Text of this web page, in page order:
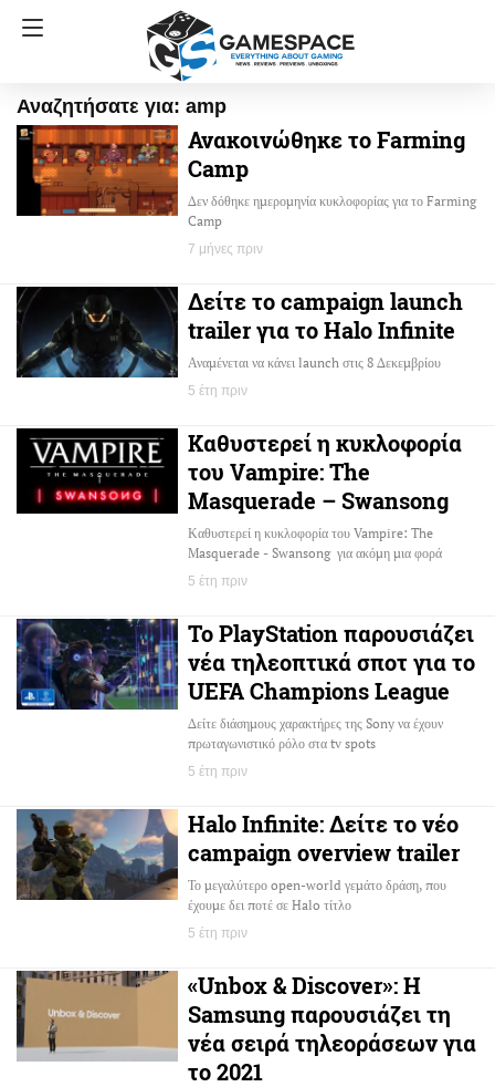
Αναζητήσατε για: amp
Ανακοινώθηκε το Farming
Camp
Δεν δόθηκε ημερομηνία κυκλοφορίας για το Farming
Camp
7 μήνες πριν
Δείτε το campaign launch
trailer για το Halo Infinite
Αναμένεται να κάνει launch στις 8 Δεκεμβρίου
5 έτη πριν
Καθυστερεί η κυκλοφορία
του Vampire: The
Masquerade – Swansong
Καθυστερεί η κυκλοφορία του Vampire: The
Masquerade - Swansong για ακόμη μια φορά
5 έτη πριν
Το PlayStation παρουσιάζει
νέα τηλεοπτικά σποτ για το
UEFA Champions League
Δείτε διάσημους χαρακτήρες της Sony να έχουν
πρωταγωνιστικό ρόλο στα tv spots
5 έτη πριν
Halo Infinite: Δείτε το νέο
campaign overview trailer
Το μεγαλύτερο open-world γεμάτο δράση, που
έχουμε δει ποτέ σε Halo τίτλο
5 έτη πριν
«Unbox & Discover»: H
Samsung παρουσιάζει τη
νέα σειρά τηλεοράσεων για
το 2021